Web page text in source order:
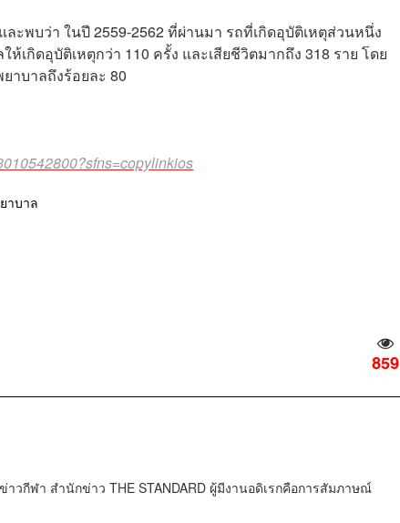
พบว่า ในปี 2559-2562 ที่ผ่านมา รถที่เกิดอุบัติเหตุส่วนหนึ่ง
เกิดอุบัติเหตุกว่า 110 ครั้ง และเสียชีวิตมากถึง 318 ราย โดย
าบาลถึงร้อยละ 80
าบาล
859
วกีฬา สำนักข่าว THE STANDARD ผู้มีงานอดิเรกคือการสัมภาษณ์